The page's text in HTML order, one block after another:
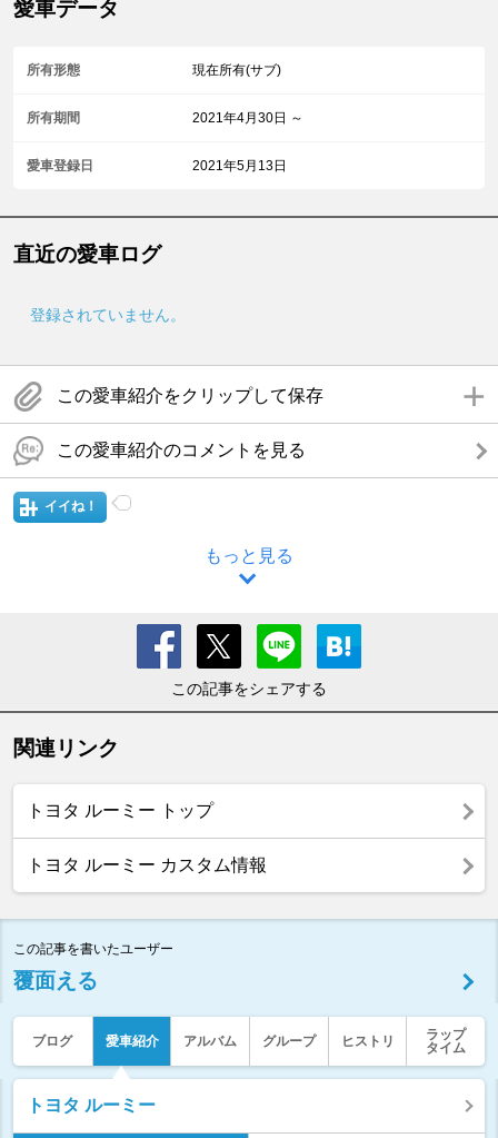
愛車データ
所有形態 現在所有(サブ)
所有期間 2021年4月30日 ～
愛車登録日 2021年5月13日
直近の愛車ログ
登録されていません。
この愛車紹介をクリップして保存
この愛車紹介のコメントを見る
イイね！
もっと見る
この記事をシェアする
関連リンク
トヨタ ルーミー トップ
トヨタ ルーミー カスタム情報
この記事を書いたユーザー
覆面える
ブログ 愛車紹介 アルバム グループ ヒストリ
ラップ
タイム
トヨタ ルーミー